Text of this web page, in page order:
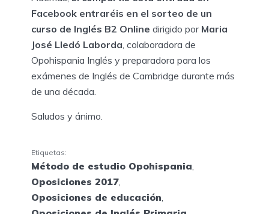
Facebook entraréis en el sorteo de un
curso de Inglés B2 Online dirigido por Maria
José Lledó Laborda , colaboradora de
Opohispania Inglés y preparadora para los
exámenes de Inglés de Cambridge durante más
de una década.
Saludos y ánimo.
Etiquetas:
Método de estudio Opohispania,
Oposiciones 2017,
Oposiciones de educación,